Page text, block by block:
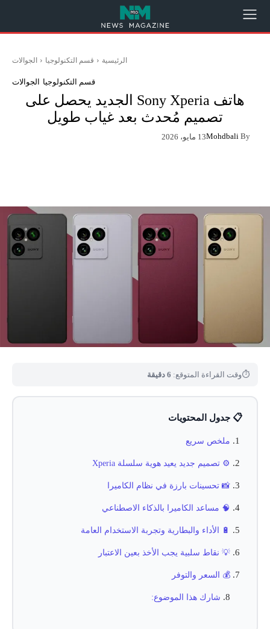
الرئيسية قسم التكنولوجيا الجوالات
قسم التكنولوجيا الجوالات
هاتف Sony Xperia الجديد يحصل على
تصميم مُحدث بعد غياب طويل
By
Mohdbali13 مايو، 2026
⏱وقت القراءة المتوقع: 6 دقيقة
📋 جدول المحتويات
ملخص سريع
⚙️ تصميم جديد يعيد هوية سلسلة Xperia
📸 تحسينات بارزة في نظام الكاميرا
🧠 مساعد الكاميرا بالذكاء الاصطناعي
🔋 الأداء والبطارية وتجربة الاستخدام العامة
💡 نقاط سلبية يجب الأخذ بعين الاعتبار
💰 السعر والتوفر
شارك هذا الموضوع: